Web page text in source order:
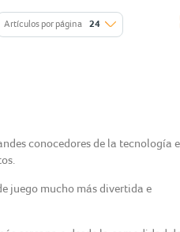
Artículos por página 24
conocedores de la tecnología
juego mucho más divertida e